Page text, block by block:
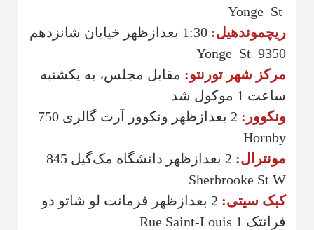
ریچموندهیل:
1:30 بعدازظهر خیابان شانزدهم
9350 Yonge St
مرکز شهر تورنتو: مقابل مجلس، به یکشنبه
ساعت 1 موکول شد
ونکوور:
2 بعدازظهر ونکوور آرت گالری 750
Hornby
مونترال:
2 بعدازظهر دانشگاه مک‌گیل 845
Sherbrooke St W
کبک سیتی:
2 بعدازظهر فرمانت لو شاتو دو
فرانتک 1 Rue Saint-Louis